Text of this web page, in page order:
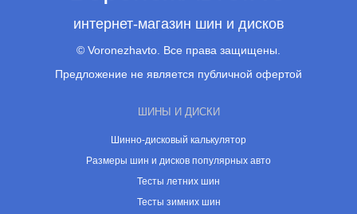
интернет-магазин шин и дисков
© Voronezhavto. Все права защищены.
Предложение не является публичной офертой
ШИНЫ И ДИСКИ
Шинно-дисковый калькулятор
Размеры шин и дисков популярных авто
Тесты летних шин
Тесты зимних шин